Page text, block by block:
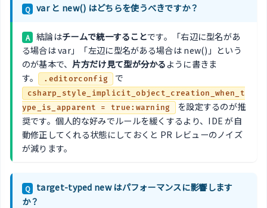
Q var と new() はどちらを使うべきですか？
A 結論はチームで統一することです。「右辺に型名があ
る場合は var」「左辺に型名がある場合は new()」という
のが基本で、 片方だけ見て型が分かるように書きま
す。
.editorconfig で
csharp_style_implicit_object_creation_when_t
ype_is_apparent = true:warning
を設定するのが推
奨です。個人的な好みでルールを緩くするより、IDE が自
動修正してくれる状態にしておくと PR レビューのノイズ
が減ります。
Q
target-typed new はパフォーマンスに影響します
か？